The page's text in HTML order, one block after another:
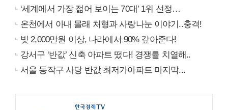
‘세계에서 가장 젊어 보이는 70대’ 1위 선정…
온천에서 아내 몰래 처형과 사랑나눈 이야기..충격!
빚 2,000만원 이상, 나라에서 90% 갚아준다!
강서구 ‘반값’ 신축 아파트 떴다! 경쟁률 치열해..
서울 동작구 사당 반값 최저가아파트 마지막...